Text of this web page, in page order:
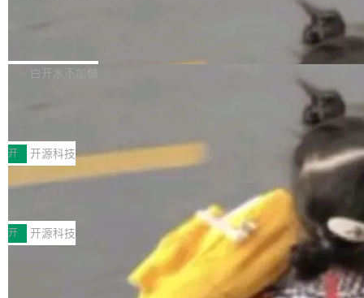
个主 agent 循环，外加一组后台 agent。这些后
库，并将作为transport接入Mooncake TENT。
MPComm将作为一种传输引擎接入Mooncake T
ENT，实现零拷贝传输性能提升30%、非零拷贝
传输性能最高提升5倍。UCL-MPComm底层基
于自研UCL-Engine通信引擎，后续腾讯网平将
持续开源更多基于UCL-Engine的高性能通信组
件。 腾讯网平团队在UCL-MPComm中实现了一
个独立于业务线程的全局通信引擎（Engine），
白开水不加糖
型案例入选名单》，深信服“面向企业研发场景的
开源 AI 编程平台 CoStrict 应用”凭借卓越的技术
创新与落地成效成功入选。 全链路私有化部署，
助力企业AI研发安全落地 当前，越来越多企业已
经开始引入 AI Coding 工具，通过调用公有云模
型或企业内部部署模型提升研发效率。但随着 AI
Coding 从个人辅助工具逐步走向团队级、组织
级应用，企业在规模化落地过程中，对安全性、
开 开源科技
深信服AI算力网关入选工信部人工智能
前不久，工业和信息化部正式发布《2025年人工
智能应用典型案例名单》，集中展示人工智能在
各领域的应用成果，覆盖技术底座、行业赋能、
产品应用、支撑保障、专题等五大方向。深信服
AI算力网关（AI创新平台）成功入选！ 随着各行
开 开源科技
Jeff Dean 离开 Google：一个时代的结
束，一个实验室的开始
Google 员工编号 20。MapReduce 作者之一。